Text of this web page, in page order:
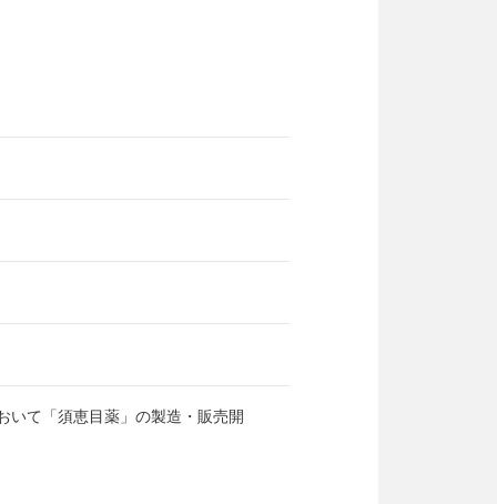
て「須恵目薬」の製造・販売開